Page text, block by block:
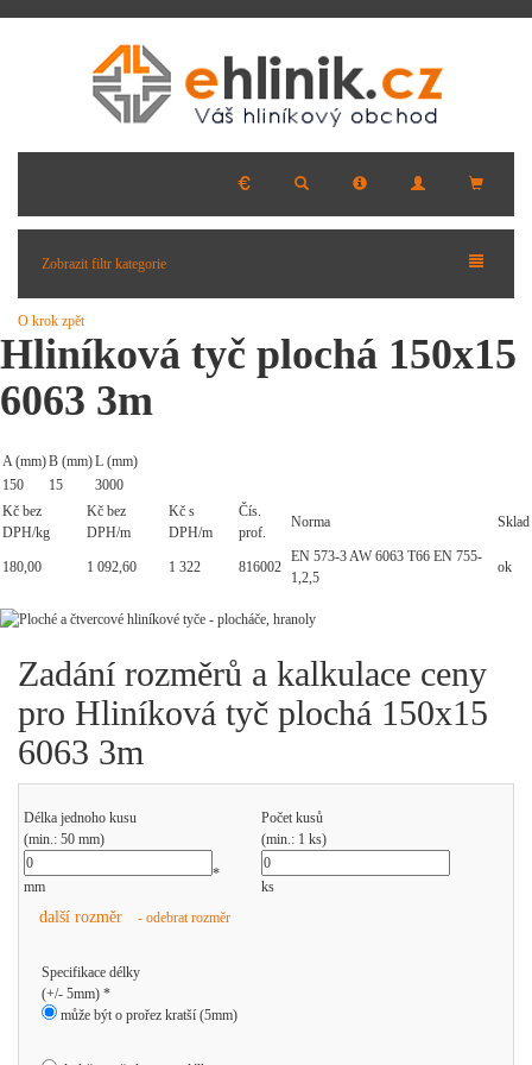
Zobrazit filtr kategorie
O krok zpět
Hliníková tyč plochá 150x15
6063 3m
A (mm)B (mm)L (mm)
150
15
3000
Kč bez
DPH/kg
Kč bez
DPH/m
Kč s
DPH/m
Čís.
prof.
Norma Sklad
180,00 1 092,60 1 322 816002
EN 573-3 AW 6063 T66 EN 755-
1,2,5
ok
Zadání rozměrů a kalkulace ceny
pro Hliníková tyč plochá 150x15
6063 3m
Délka jednoho kusu
(min.: 50 mm)
Počet kusů
(min.: 1 ks)
mm
*
ks
další rozměr - odebrat rozměr
Specifikace délky
(+/- 5mm) *
může být o prořez kratší (5mm)